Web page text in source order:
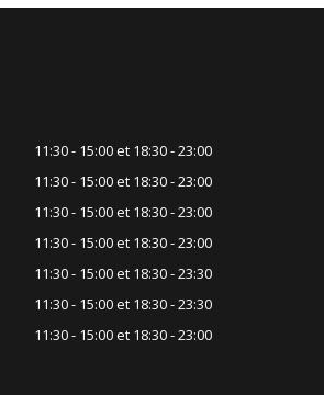
11:30 - 15:00 et 18:30 - 23:00
11:30 - 15:00 et 18:30 - 23:00
11:30 - 15:00 et 18:30 - 23:00
11:30 - 15:00 et 18:30 - 23:00
11:30 - 15:00 et 18:30 - 23:30
11:30 - 15:00 et 18:30 - 23:30
11:30 - 15:00 et 18:30 - 23:00